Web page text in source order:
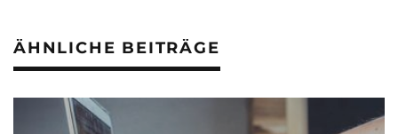
ÄHNLICHE BEITRÄGE